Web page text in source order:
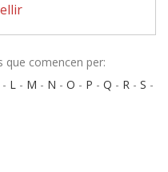
que comencen per:
- L - M - N - O - P - Q - R - S -